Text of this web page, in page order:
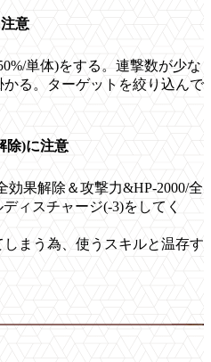
意
単体)をする。連撃数が少な
る。ターゲットを絞り込んで
除)に注意
効果解除＆攻撃力&HP-2000/全
ィスチャージ(-3)をしてく
まう為、使うスキルと温存す